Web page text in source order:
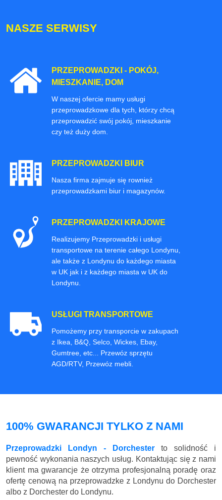
NASZE SERWISY
PRZEPROWADZKI - POKÓJ,
MIESZKANIE, DOM
W naszej ofercie mamy usługi
przeprowadzkowe dla tych, którzy chcą
przeprowadzić swój pokój, mieszkanie
czy też duży dom.
PRZEPROWADZKI BIUR
Nasza firma zajmuje się rownież
przeprowadzkami biur i magazynów.
PRZEPROWADZKI KRAJOWE
Realizujemy Przeprowadzki i usługi
transportowe na terenie całego Londynu,
ale także z Londynu do każdego miasta
w UK jak i z każdego miasta w UK do
Londynu.
USŁUGI TRANSPORTOWE
Pomożemy przy transporcie w zakupach
z Ikea, B&Q, Selco, Wickes, Ebay,
Gumtree, etc... Przewóz sprzętu
AGD/RTV, Przewóz mebli.
100% GWARANCJI TYLKO Z NAMI
Przeprowadzki Londyn - Dorchester to solidność i
pewność wykonania naszych usług. Kontaktując się z nami
klient ma gwarancje że otrzyma profesjonalną poradę oraz
ofertę cenową na przeprowadzke z Londynu do Dorchester
albo z Dorchester do Londynu.